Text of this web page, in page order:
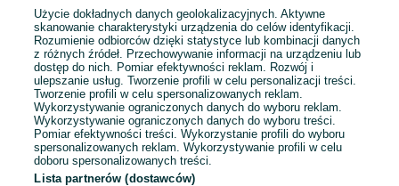
E-mail
Hasło
Użycie dokładnych danych geolokalizacyjnych. Aktywne
skanowanie charakterystyki urządzenia do celów identyfikacji.
Rozumienie odbiorców dzięki statystyce lub kombinacji danych
z różnych źródeł. Przechowywanie informacji na urządzeniu lub
dostęp do nich. Pomiar efektywności reklam. Rozwój i
ulepszanie usług. Tworzenie profili w celu personalizacji treści.
Tworzenie profili w celu spersonalizowanych reklam.
Wykorzystywanie ograniczonych danych do wyboru reklam.
Wykorzystywanie ograniczonych danych do wyboru treści.
Pomiar efektywności treści. Wykorzystanie profili do wyboru
spersonalizowanych reklam. Wykorzystywanie profili w celu
doboru spersonalizowanych treści.
Lista partnerów (dostawców)